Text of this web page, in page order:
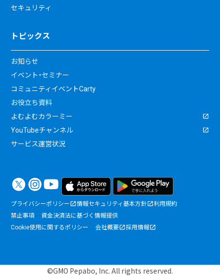
セキュリティ
トピックス
お知らせ
イベント・セミナー
コミュニティイベントCarty
お役立ち資料
よむよむカラーミー
YouTubeチャンネル
サービス運営状況
プライバシーポリシー 情報セキュリティ基本方針
利用規約
禁止事項
資金決済法に基づく情報提供
Cookie使用に関するポリシー
会社概要 採用情報
©GMO Pepabo, Inc. All rights reserved.